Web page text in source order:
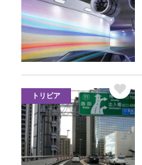
トリビア